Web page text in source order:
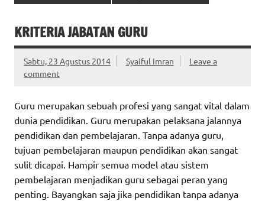
KRITERIA JABATAN GURU
Sabtu, 23 Agustus 2014 Syaiful Imran
Leave a
comment
Guru merupakan sebuah profesi yang sangat vital dalam
dunia pendidikan. Guru merupakan pelaksana jalannya
pendidikan dan pembelajaran. Tanpa adanya guru,
tujuan pembelajaran maupun pendidikan akan sangat
sulit dicapai. Hampir semua model atau sistem
pembelajaran menjadikan guru sebagai peran yang
penting. Bayangkan saja jika pendidikan tanpa adanya